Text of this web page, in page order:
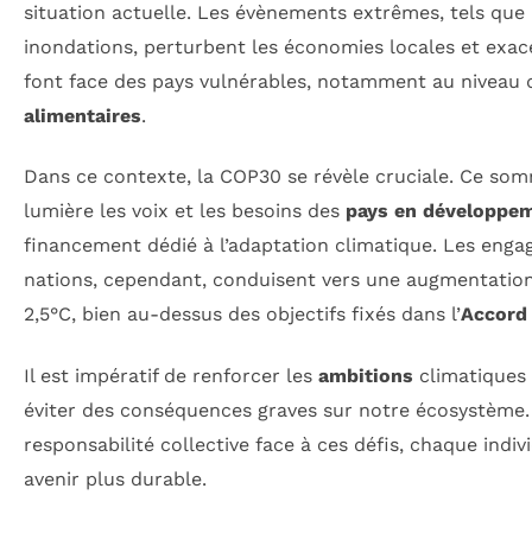
situation actuelle. Les évènements extrêmes, tels que
inondations, perturbent les économies locales et
font face des pays vulnérables, notamment au niveau
alimentaires.
Dans ce contexte, la COP30 se révèle cruciale. Ce
lumière les voix et les besoins des pays en
financement dédié à l’adaptation climatique. Les
nations, cependant, conduisent vers une
2,5°C, bien au-dessus des objectifs fixés dans l’Accord
Il est impératif de renforcer les ambitions
éviter des conséquences graves sur notre
responsabilité collective face à ces défis, chaque
avenir plus durable.